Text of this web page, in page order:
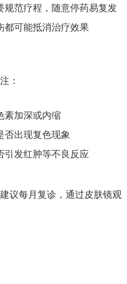
规范疗程，随意停药易复发
都可能抵消治疗效果
：
素加深或内缩
否出现复色现象
引发红肿等不良反应
议每月复诊，通过皮肤镜观